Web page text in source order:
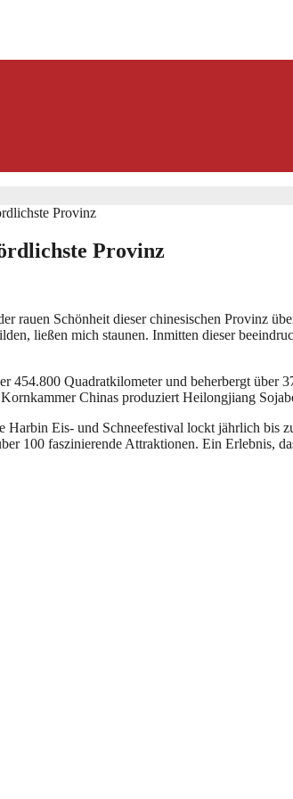
Provinz
Provinz
rauen Schönheit dieser chinesischen Provinz
ließen mich staunen. Inmitten dieser
454.800 Quadratkilometer und beherbergt
Chinas produziert Heilongjiang
Eis- und Schneefestival lockt jährlich bis
100 faszinierende Attraktionen. Ein Erlebnis,